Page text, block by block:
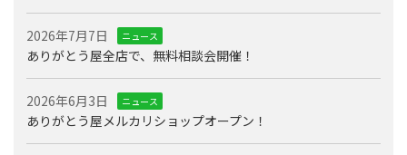
2026年7月7日 ニュース
ありがとう屋全店で、無料相談会開催！
2026年6月3日 ニュース
ありがとう屋メルカリショップオープン！